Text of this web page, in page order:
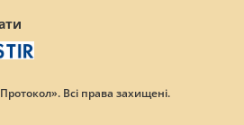
Всі права захищені.